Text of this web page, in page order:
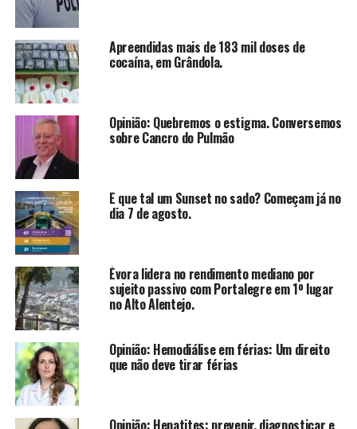
Apreendidas mais de 183 mil doses de
cocaína, em Grândola.
Opinião: Quebremos o estigma. Conversemos
sobre Cancro do Pulmão
E que tal um Sunset no sado? Começam já no
dia 7 de agosto.
Évora lidera no rendimento mediano por
sujeito passivo com Portalegre em 1º lugar
no Alto Alentejo.
Opinião: Hemodiálise em férias: Um direito
que não deve tirar férias
Opinião: Hepatites: prevenir, diagnosticar e